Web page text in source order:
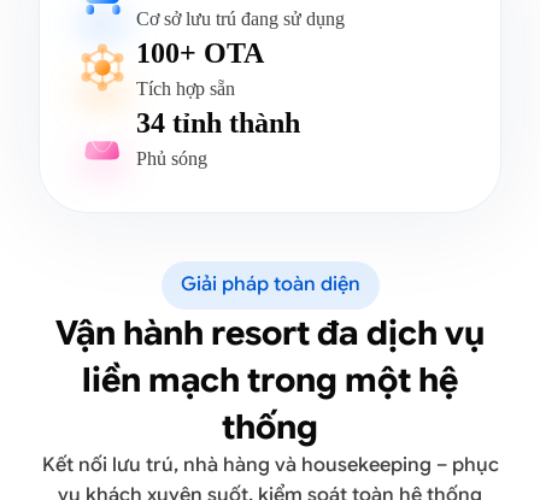
Cơ sở lưu trú đang sử dụng
100+ OTA
Tích hợp sẵn
34 tỉnh thành
Phủ sóng
Giải pháp toàn diện
Vận hành resort đa dịch vụ
liền mạch trong một hệ
thống
Kết nối lưu trú, nhà hàng và housekeeping – phục
vụ khách xuyên suốt, kiểm soát toàn hệ thống